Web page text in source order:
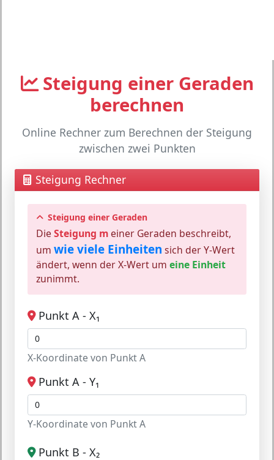
Steigung einer Geraden
berechnen
Online Rechner zum Berechnen der Steigung
zwischen zwei Punkten
Steigung Rechner
Steigung einer Geraden
Die Steigung meiner Geraden beschreibt,
um wie viele Einheiten sich der Y-Wert
ändert, wenn der X-Wert um eine Einheit
zunimmt.
Punkt A - X₁
X-Koordinate von Punkt A
Punkt A - Y₁
Y-Koordinate von Punkt A
Punkt B - X₂